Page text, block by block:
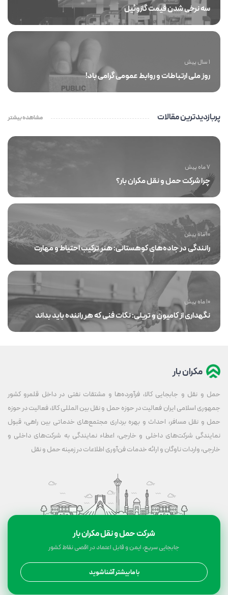
سه نرخی شدن قیمت گازوئیل
روز ملی ارتباطات و روابط عمومی گرامی باد!
1 سال پیش
پربازدیدترین مقالات مشاهده بیشتر
چرا شرکت حمل و نقل مکران بار؟
7 ماه پیش
رانندگی در جاده‌های کوهستانی: هنر ترکیب احتیاط و مهارت
10 ماه پیش
نگهداری از کامیون و تریلی: نکات فنی که هر راننده باید بداند
10 ماه پیش
مکران بار
حمل و نقل و جابجایی کالا، فرآورده‌ها و مشتقات نفتی در داخل قلمرو کشور
جمهوری اسلامی ایران فعالیت در حوزه حمل و نقل بین المللی کالا، فعالیت در حوزه
حمل و نقل مسافر، احداث و بهره برداری مجتمع‌های خدماتی بین راهی، قبول
نمایندگی شرکت‌های داخلی و خارجی، اعطاء نمایندگی به شرکت‌های داخلی و
خارجی، واردات ناوگان و ارائه خدمات فن‌آوری اطلاعات در زمینه حمل و نقل
شرکت حمل و نقل مکران بار
جابجایی سریع، ایمن و قابل اعتماد در اقصی نقاط کشور
با ما بیشتر آشنا شوید